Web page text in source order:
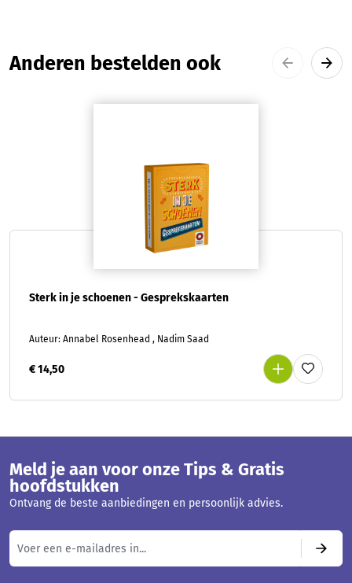
Productgalerij overslaan
Anderen bestelden ook
Sterk in je schoenen - Gesprekskaarten
Auteur: Annabel Rosenhead , Nadim Saad
€ 14,50
Meld je aan voor onze Tips & Gratis
hoofdstukken
Ontvang de beste aanbiedingen en persoonlijk advies.